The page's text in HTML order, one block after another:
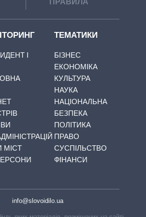
І
МІСТ
ТЕМАТИКИ
БІЗНЕС
ЕКОНОМІКА
КУЛЬТУРА
НАУКА
НАЦІОНАЛЬНА
БЕЗПЕКА
ПОЛІТИКА
ПРАВО
СУСПІЛЬСТВО
ФІНАНСИ
info@slovoidilo.ua